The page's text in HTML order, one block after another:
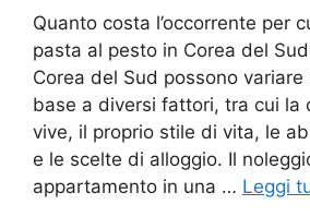
Quanto costa l’occorrente per
pasta al pesto in Corea del
Corea del Sud possono
base a diversi fattori, tra cui la
vive, il proprio stile di vita, le
e le scelte di alloggio. Il
appartamento in una … Leggi